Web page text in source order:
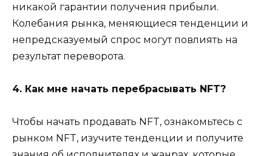
никакой гарантии получения прибыли.
Колебания рынка, меняющиеся тенденции и
непредсказуемый спрос могут повлиять на
результат переворота.
4. Как мне начать перебрасывать NFT?
Чтобы начать продавать NFT, ознакомьтесь с
рынком NFT, изучите тенденции и получите